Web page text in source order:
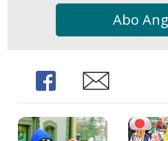
Abo
Share Share